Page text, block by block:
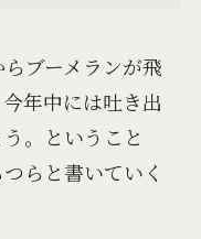
ブーメランが飛
年中には吐き出
。ということ
らと書いていく